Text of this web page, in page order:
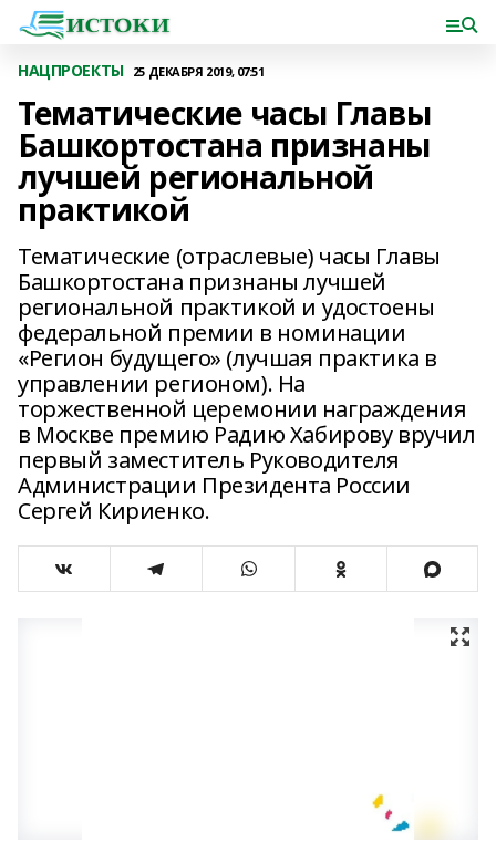
НАЦПРОЕКТЫ 25 ДЕКАБРЯ 2019, 07:51
Тематические часы Главы
Башкортостана признаны
лучшей региональной
практикой
Тематические (отраслевые) часы Главы
Башкортостана признаны лучшей
региональной практикой и удостоены
федеральной премии в номинации
«Регион будущего» (лучшая практика в
управлении регионом). На
торжественной церемонии награждения
в Москве премию Радию Хабирову вручил
первый заместитель Руководителя
Администрации Президента России
Сергей Кириенко.